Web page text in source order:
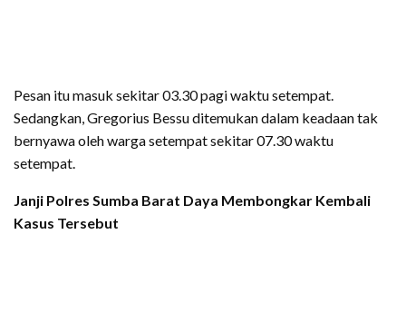
Pesan itu masuk sekitar 03.30 pagi waktu setempat.
Sedangkan, Gregorius Bessu ditemukan dalam keadaan tak
bernyawa oleh warga setempat sekitar 07.30 waktu
setempat.
Janji Polres Sumba Barat Daya Membongkar Kembali
Kasus Tersebut